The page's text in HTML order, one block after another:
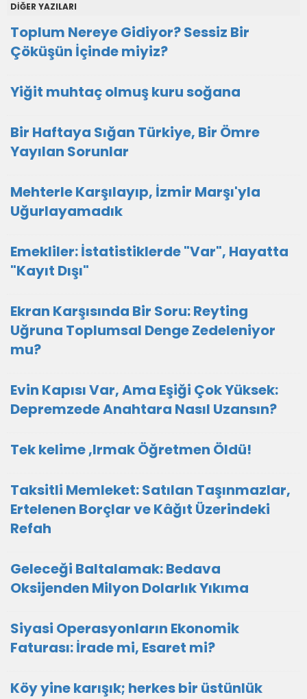
DİĞER YAZILARI
Toplum Nereye Gidiyor? Sessiz Bir
Çöküşün İçinde miyiz?
Yiğit muhtaç olmuş kuru soğana
Bir Haftaya Sığan Türkiye, Bir Ömre
Yayılan Sorunlar
Mehterle Karşılayıp, İzmir Marşı'yla
Uğurlayamadık
Emekliler: İstatistiklerde "Var", Hayatta
"Kayıt Dışı"
Ekran Karşısında Bir Soru: Reyting
Uğruna Toplumsal Denge Zedeleniyor
mu?
Evin Kapısı Var, Ama Eşiği Çok Yüksek:
Depremzede Anahtara Nasıl Uzansın?
Tek kelime ,Irmak Öğretmen Öldü!
Taksitli Memleket: Satılan Taşınmazlar,
Ertelenen Borçlar ve Kâğıt Üzerindeki
Refah
Geleceği Baltalamak: Bedava
Oksijenden Milyon Dolarlık Yıkıma
Siyasi Operasyonların Ekonomik
Faturası: İrade mi, Esaret mi?
Köy yine karışık; herkes bir üstünlük